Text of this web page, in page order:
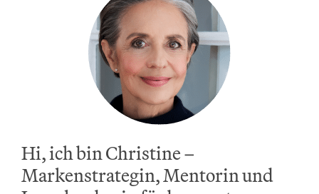
Hi, ich bin Christine –
Markenstrategin, Mentorin und